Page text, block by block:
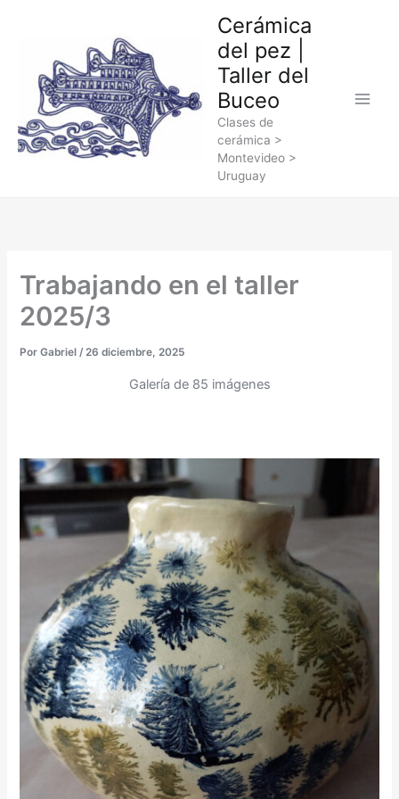
Cerámica
del pez |
Taller del
Buceo
Clases de
cerámica >
Montevideo >
Uruguay
Trabajando en el taller
2025/3
PorGabriel/26 diciembre, 2025
Galería de 85 imágenes